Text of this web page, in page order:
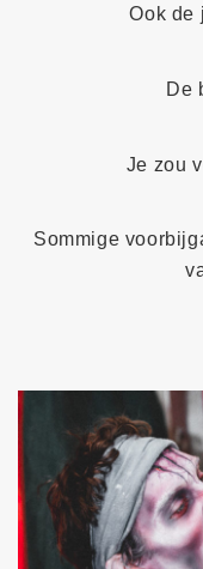
Ook de
De
Je zou
Sommige